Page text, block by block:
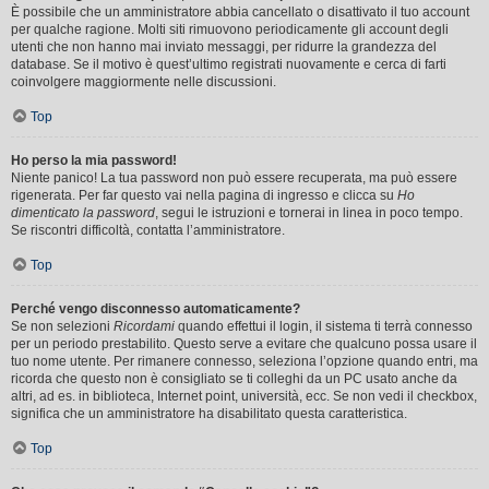
È possibile che un amministratore abbia cancellato o disattivato il tuo account
per qualche ragione. Molti siti rimuovono periodicamente gli account degli
utenti che non hanno mai inviato messaggi, per ridurre la grandezza del
database. Se il motivo è quest’ultimo registrati nuovamente e cerca di farti
coinvolgere maggiormente nelle discussioni.
Top
Ho perso la mia password!
Niente panico! La tua password non può essere recuperata, ma può essere
rigenerata. Per far questo vai nella pagina di ingresso e clicca su Ho
dimenticato la password, segui le istruzioni e tornerai in linea in poco tempo.
Se riscontri difficoltà, contatta l’amministratore.
Top
Perché vengo disconnesso automaticamente?
Se non selezioni Ricordami quando effettui il login, il sistema ti terrà connesso
per un periodo prestabilito. Questo serve a evitare che qualcuno possa usare il
tuo nome utente. Per rimanere connesso, seleziona l’opzione quando entri, ma
ricorda che questo non è consigliato se ti colleghi da un PC usato anche da
altri, ad es. in biblioteca, Internet point, università, ecc. Se non vedi il checkbox,
significa che un amministratore ha disabilitato questa caratteristica.
Top